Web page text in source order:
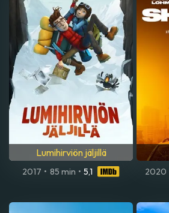
Lumihirviön jäljillä
2017 • 85 min • 5,1 2020